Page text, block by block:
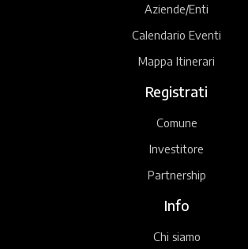
Aziende/Enti
Calendario Eventi
Mappa Itinerari
Registrati
Comune
Investitore
Partnership
Info
Chi siamo